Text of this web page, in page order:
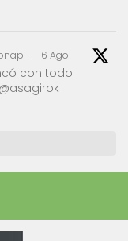
· 6 Ago
con todo